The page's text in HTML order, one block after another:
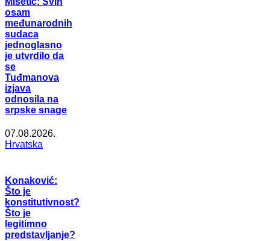
osam
međunarodnih
sudaca
jednoglasno
je utvrdilo da
se
Tuđmanova
izjava
odnosila na
srpske snage
07.08.2026.
Hrvatska
Konaković:
Što je
konstitutivnost?
Što je
legitimno
predstavljanje?